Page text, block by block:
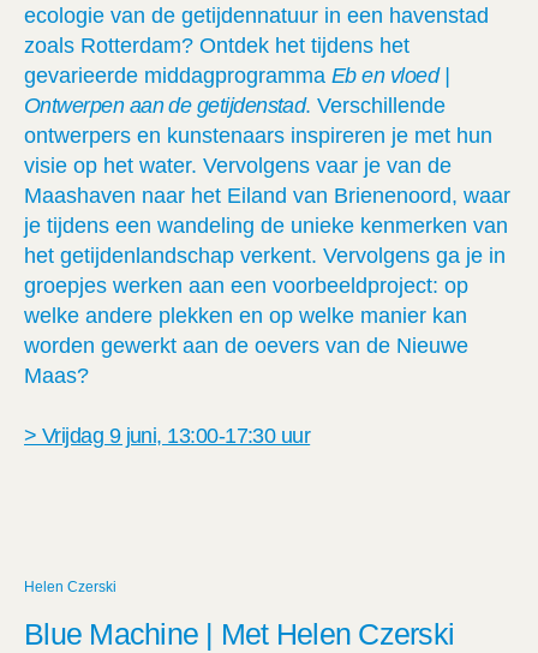
ecologie van de getijdennatuur in een havenstad
zoals Rotterdam? Ontdek het tijdens het
gevarieerde middagprogramma Eb en vloed |
Ontwerpen aan de getijdenstad. Verschillende
ontwerpers en kunstenaars inspireren je met hun
visie op het water. Vervolgens vaar je van de
Maashaven naar het Eiland van Brienenoord, waar
je tijdens een wandeling de unieke kenmerken van
het getijdenlandschap verkent. Vervolgens ga je in
groepjes werken aan een voorbeeldproject: op
welke andere plekken en op welke manier kan
worden gewerkt aan de oevers van de Nieuwe
Maas?
> Vrijdag 9 juni, 13:00-17:30 uur
Helen Czerski
Blue Machine | Met Helen Czerski